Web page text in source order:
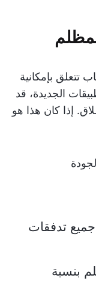
تتعلق بإمكانية
الجديدة، قد
إذا كان هذا هو
تدفقات
بنسبة